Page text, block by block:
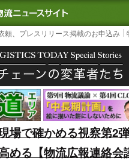
｜国内最大の物流ニュ
頼、プレスリリース掲載のお申込み
場で確かめる視察第2
める【物流広報連絡会